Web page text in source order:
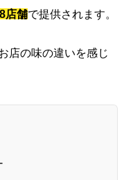
8店舗で提供されます。
店の味の違いを感じ